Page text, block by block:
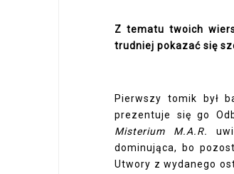
Z tematu twoich
trudniej pokazać się
Pierwszy tomik był
prezentuje się go
Misterium M.A.R.
dominująca, bo
Utwory z wydanego